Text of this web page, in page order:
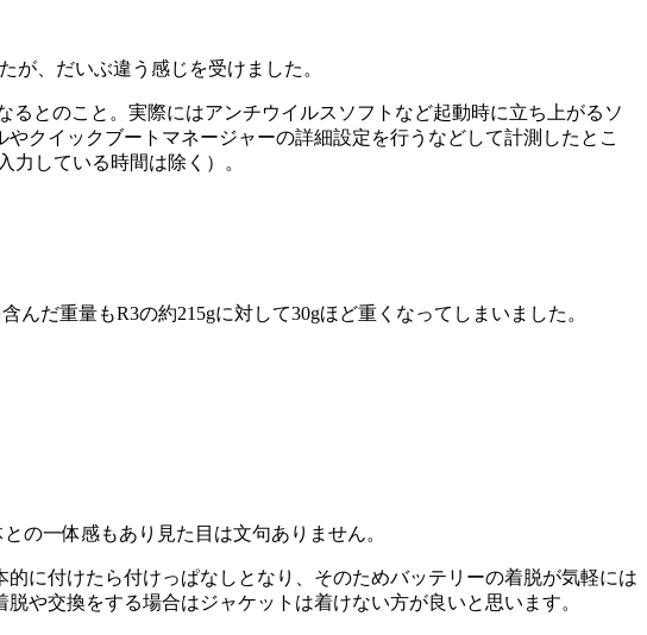
が、だいぶ違う感じを受けました。
とのこと。実際にはアンチウイルスソフトなど起動時に立ち上がるソ
クイックブートマネージャーの詳細設定を行うなどして計測したとこ
している時間は除く）。
だ重量もR3の約215gに対して30gほど重くなってしまいました。
の一体感もあり見た目は文句ありません。
に付けたら付けっぱなしとなり、そのためバッテリーの着脱が気軽には
や交換をする場合はジャケットは着けない方が良いと思います。